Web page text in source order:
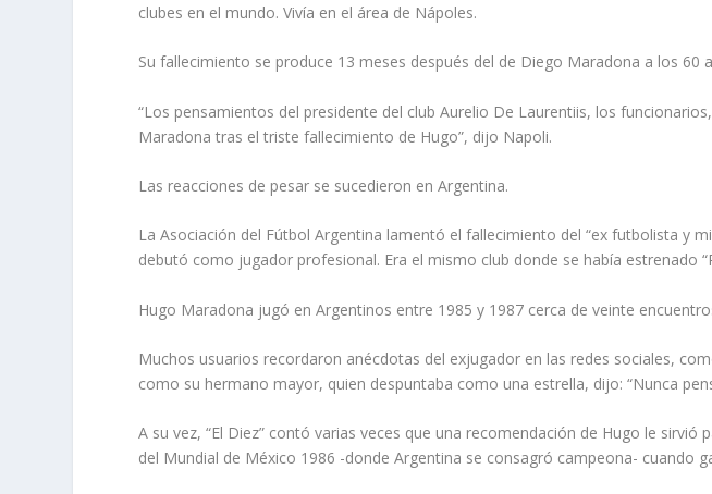
clubes en el mundo. Vivía en el área de Nápoles.
Su fallecimiento se produce 13 meses después del de Diego Maradona a los
“Los pensamientos del presidente del club Aurelio De Laurentiis, los
Maradona tras el triste fallecimiento de Hugo”, dijo Napoli.
Las reacciones de pesar se sucedieron en Argentina.
La Asociación del Fútbol Argentina lamentó el fallecimiento del “ex futbolista y
debutó como jugador profesional. Era el mismo club donde se había estrenado
Hugo Maradona jugó en Argentinos entre 1985 y 1987 cerca de veinte
Muchos usuarios recordaron anécdotas del exjugador en las redes sociales,
como su hermano mayor, quien despuntaba como una estrella, dijo: “Nunca
A su vez, “El Diez” contó varias veces que una recomendación de Hugo le
del Mundial de México 1986 -donde Argentina se consagró campeona- cuando